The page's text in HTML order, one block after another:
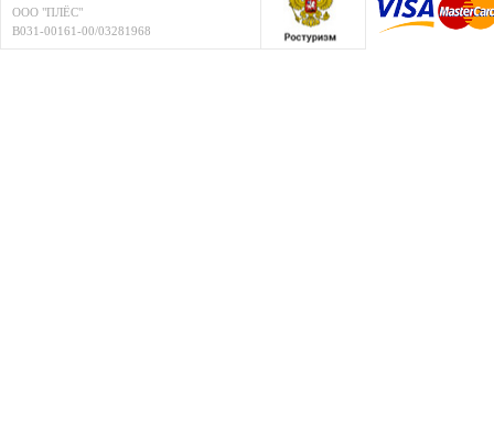
ООО "ПЛЁС"
В031-00161-00/03281968